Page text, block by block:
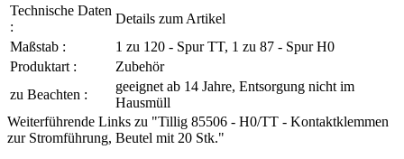
Technische Daten
:
Details zum Artikel
Maßstab :
1 zu 120 - Spur TT, 1 zu 87 - Spur H0
Produktart :
Zubehör
zu Beachten :
geeignet ab 14 Jahre, Entsorgung nicht im
Hausmüll
Weiterführende Links zu "Tillig 85506 - H0/TT - Kontaktklemmen
zur Stromführung, Beutel mit 20 Stk."